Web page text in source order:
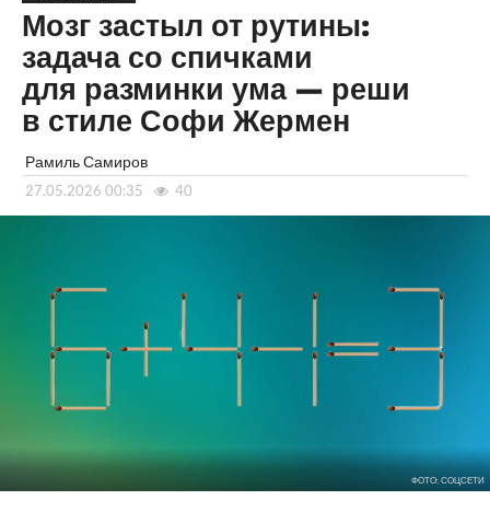
Мозг застыл от рутины:
задача со спичками
для разминки ума — реши
в стиле Софи Жермен
Рамиль Самиров
27.05.2026 00:35 40
ФОТО: СОЦСЕТИ